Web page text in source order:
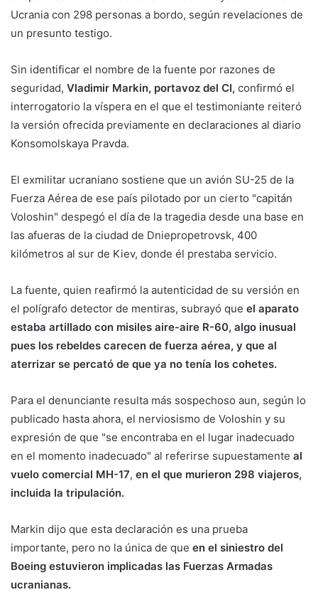
Ucrania con 298 personas a bordo, según revelaciones de
un presunto testigo.
Sin identificar el nombre de la fuente por razones de
seguridad, Vladimir Markin, portavoz del CI, confirmó el
interrogatorio la víspera en el que el testimoniante reiteró
la versión ofrecida previamente en declaraciones al diario
Konsomolskaya Pravda.
El exmilitar ucraniano sostiene que un avión SU-25 de la
Fuerza Aérea de ese país pilotado por un cierto "capitán
Voloshin" despegó el día de la tragedia desde una base en
las afueras de la ciudad de Dniepropetrovsk, 400
kilómetros al sur de Kiev, donde él prestaba servicio.
La fuente, quien reafirmó la autenticidad de su versión en
el polígrafo detector de mentiras, subrayó que el aparato
estaba artillado con misiles aire-aire R-60, algo inusual
pues los rebeldes carecen de fuerza aérea, y que al
aterrizar se percató de que ya no tenía los cohetes.
Para el denunciante resulta más sospechoso aun, según lo
publicado hasta ahora, el nerviosismo de Voloshin y su
expresión de que "se encontraba en el lugar inadecuado
en el momento inadecuado" al referirse supuestamente al
vuelo comercial MH-17, en el que murieron 298 viajeros,
incluida la tripulación.
Markin dijo que esta declaración es una prueba
importante, pero no la única de que en el siniestro del
Boeing estuvieron implicadas las Fuerzas Armadas
ucranianas.